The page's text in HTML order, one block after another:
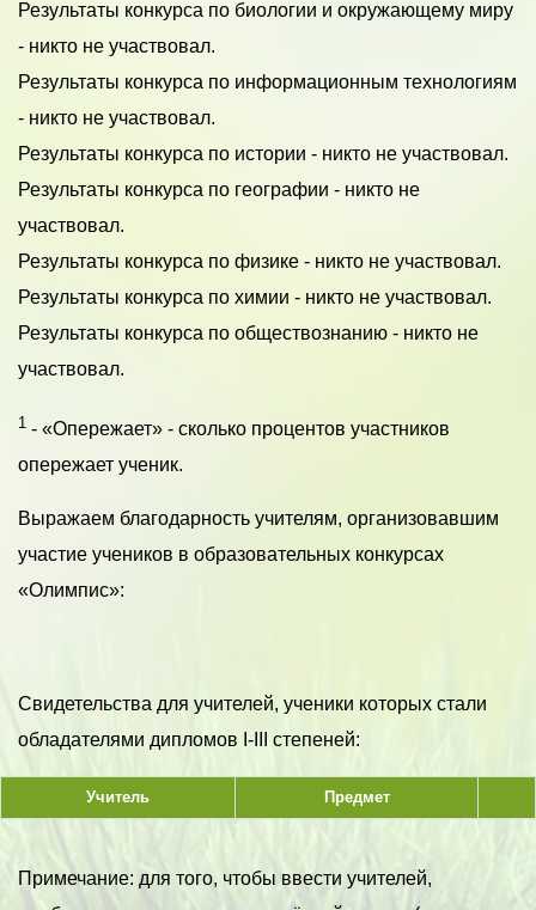
Результаты конкурса по биологии и окружающему миру
- никто не участвовал.
Результаты конкурса по информационным технологиям
- никто не участвовал.
Результаты конкурса по истории - никто не участвовал.
Результаты конкурса по географии - никто не
участвовал.
Результаты конкурса по физике - никто не участвовал.
Результаты конкурса по химии - никто не участвовал.
Результаты конкурса по обществознанию - никто не
участвовал.
1 - «Опережает» - сколько процентов участников
опережает ученик.
Выражаем благодарность учителям, организовавшим
участие учеников в образовательных конкурсах
«Олимпис»:
Свидетельства для учителей, ученики которых стали
обладателями дипломов I-III степеней:
Учитель Предмет
Примечание: для того, чтобы ввести учителей,